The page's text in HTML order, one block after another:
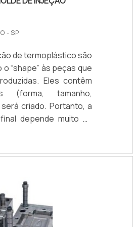
- SP
de termoplástico são
“shape” às peças que
Eles contêm
(forma, tamanho,
criado. Portanto, a
depende muito da
Sendo assim, é
encontrar molde de
informações
em aço ou ligas
sua estrutura básica
onde o plástico é
ao processo.